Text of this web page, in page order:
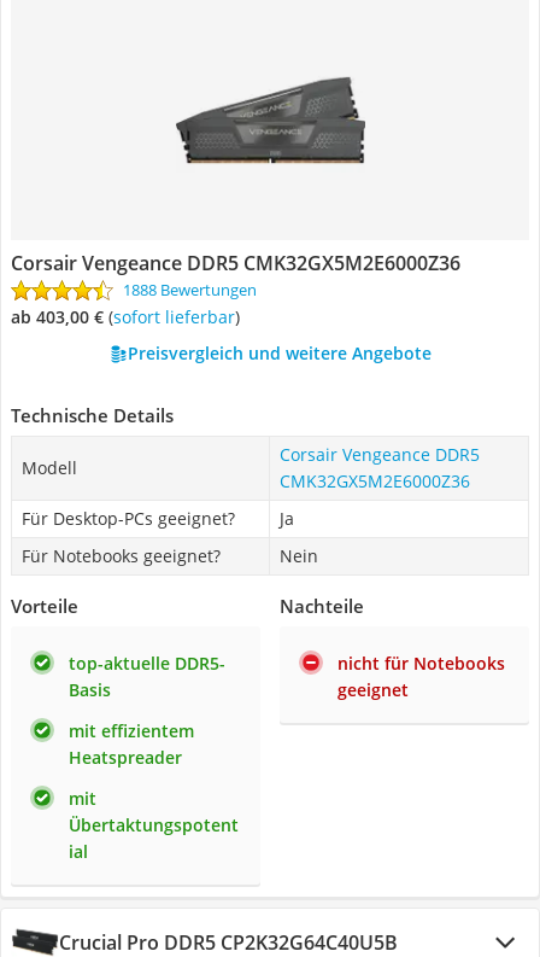
Corsair Vengeance DDR5 CMK32GX5M2E6000Z36
1888 Bewertungen
ab 403,00 € ( Sofort lieferbar)
Preisvergleich und weitere Angebote
Technische Details
Modell
Corsair Vengeance DDR5
CMK32GX5M2E6000Z36
Für Desktop-PCs geeignet?
Ja
Für Notebooks geeignet?
Nein
Vorteile
top-aktuelle DDR5-
Basis
mit effizientem
Heatspreader
mit
Übertaktungspotent
ial
Nachteile
nicht für Notebooks
geeignet
Crucial Pro DDR5 CP2K32G64C40U5B